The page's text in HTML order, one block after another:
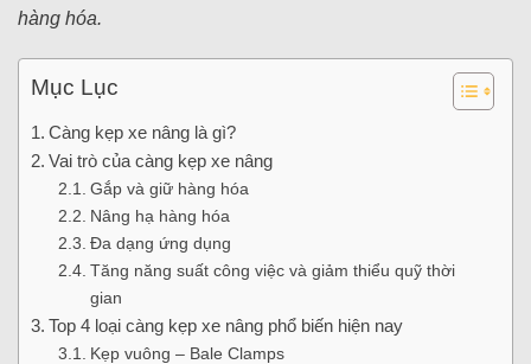
hàng hóa.
Mục Lục
Càng kẹp xe nâng là gì?
Vai trò của càng kẹp xe nâng
Gắp và giữ hàng hóa
Nâng hạ hàng hóa
Đa dạng ứng dụng
Tăng năng suất công việc và giảm thiểu quỹ thời
gian
Top 4 loại càng kẹp xe nâng phổ biến hiện nay
Kẹp vuông – Bale Clamps